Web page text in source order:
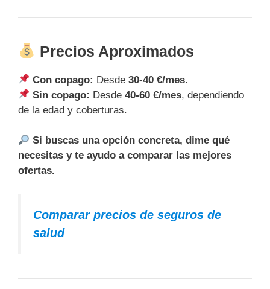
Precios Aproximados
Con copago: Desde30-40 €/mes.
Sin copago: Desde40-60 €/mes, dependiendo
de la edad y coberturas.
Si buscas una opción concreta, dime qué
necesitas y te ayudo a comparar las mejores
ofertas.
Comparar precios de seguros de
salud